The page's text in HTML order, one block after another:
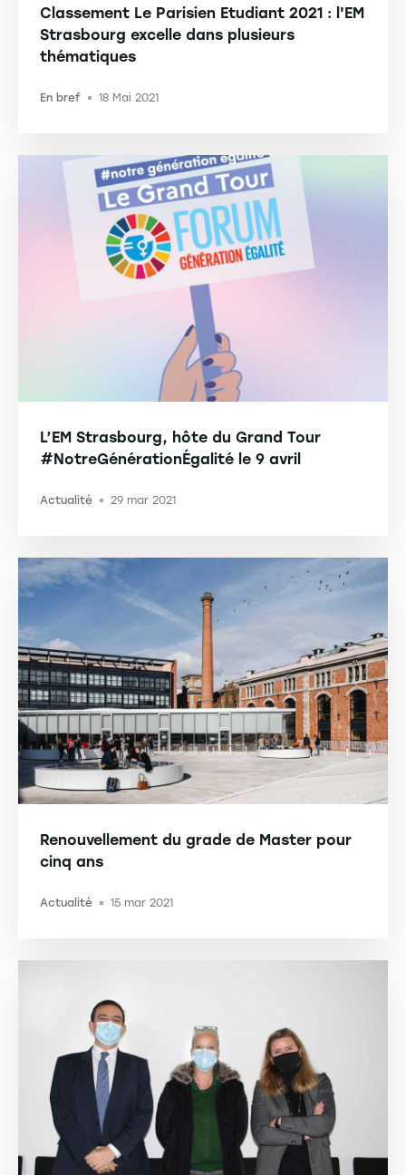
Classement Le Parisien Etudiant 2021 : l'EM
Strasbourg excelle dans plusieurs
thématiques
En bref -18 Mai 2021
L’EM Strasbourg, hôte du Grand Tour
#NotreGénérationÉgalité le 9 avril
Actualité -29 mar 2021
Renouvellement du grade de Master pour
cinq ans
Actualité -15 mar 2021